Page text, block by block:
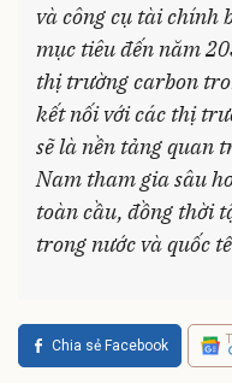
và công cụ tài chính
mục tiêu đến năm
thị trường carbon
kết nối với các thị
sẽ là nền tảng quan
Nam tham gia sâu
toàn cầu, đồng thời
trong nước và quốc
Chia sẻ Facebook